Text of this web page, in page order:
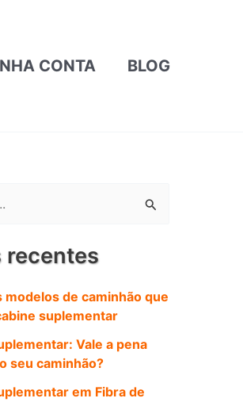
CONTA BLOG
recentes
modelos de caminhão que
suplementar
Vale a pena
seu caminhão?
em Fibra de